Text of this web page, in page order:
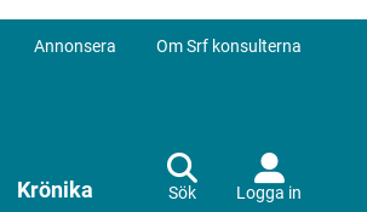
Annonsera Om Srf konsulterna
Krönika Sök Logga in